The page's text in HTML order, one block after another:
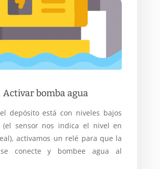
Activar bomba agua
depósito está con niveles bajos
(el sensor nos indica el nivel en
activamos un relé para que la
conecte y bombee agua al